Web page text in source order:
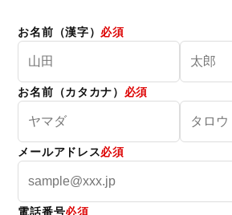
お名前（漢字） 必須
お名前（カタカナ） 必須
メールアドレス必須
電話番号必須